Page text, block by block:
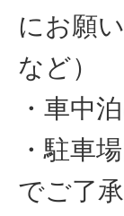
にお願
など）
・車中
・駐車
でご了